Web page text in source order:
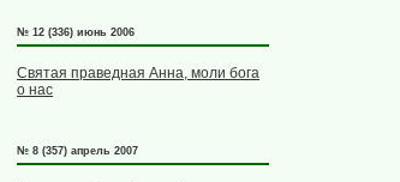
№ 12 (336) июнь 2006
Святая праведная Анна, моли бога
о нас
№ 8 (357) апрель 2007